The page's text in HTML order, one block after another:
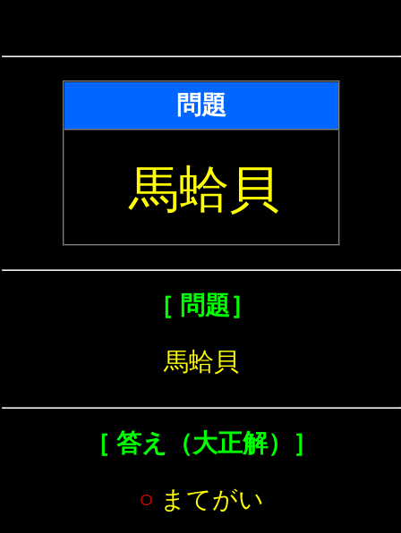
問題
馬蛤貝
［ 問題］
馬蛤貝
［ 答え（大正解）］
○ まてがい